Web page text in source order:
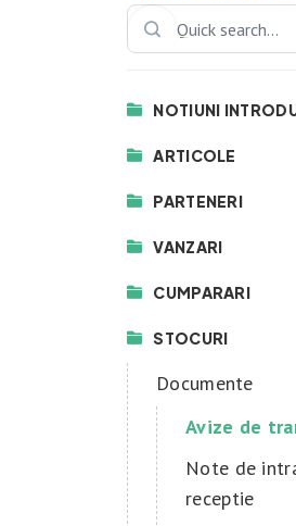
NOTIUNI
ARTICOLE
PARTENERI
VANZARI
CUMPARARI
STOCURI
Documente
Avize de
Note de
receptie